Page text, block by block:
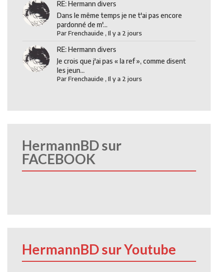
RE: Hermann divers
Dans le même temps je ne t'ai pas encore
pardonné de m'...
ParFrenchauide ,Il y a 2 jours
RE: Hermann divers
Je crois que j'ai pas « la ref », comme disent
les jeun...
ParFrenchauide ,Il y a 2 jours
HermannBD sur
FACEBOOK
HermannBD sur Youtube